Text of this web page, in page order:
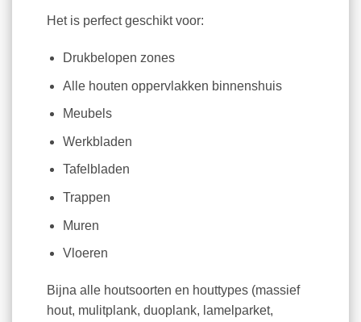
Het is perfect geschikt voor:
Drukbelopen zones
Alle houten oppervlakken binnenshuis
Meubels
Werkbladen
Tafelbladen
Trappen
Muren
Vloeren
Bijna alle houtsoorten en houttypes (massief
hout, mulitplank, duoplank, lamelparket,